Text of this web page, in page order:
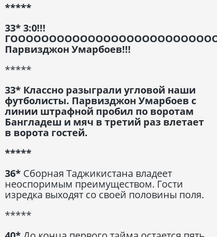
*****
33* 3:0!!!
Парвизджон Умарбоев!!!
*****
33* Классно разыграли угловой наши
футболисты. Парвизджон Умарбоев с
линии штрафной пробил по воротам
Бангладеш и мяч в третий раз влетает
в ворота гостей.
*****
36* Сборная Таджикистана владеет
неоспоримым преимуществом. Гости
изредка выходят со своей половины поля.
*****